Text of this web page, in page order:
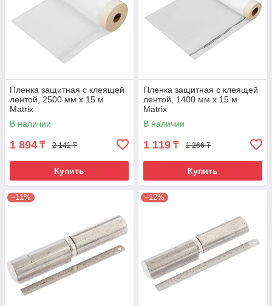
Пленка защитная с клеящей
лентой, 2500 мм х 15 м
Matrix
В наличии
1 894 ₸ 2 141 ₸
Купить
Пленка защитная с клеящей
лентой, 1400 мм х 15 м
Matrix
В наличии
1 119 ₸ 1 266 ₸
Купить
–11% –12%